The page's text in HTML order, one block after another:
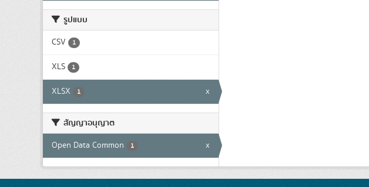
รูปแบบ
CSV 1
XLS 1
XLSX 1 x
สัญญาอนุญาต
Open Data Common 1 x